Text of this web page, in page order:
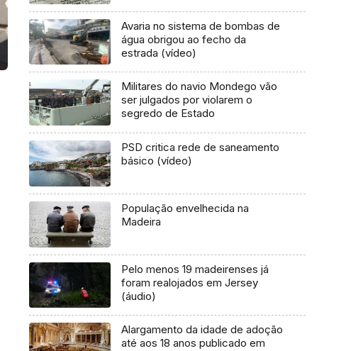
Avaria no sistema de bombas de
água obrigou ao fecho da
estrada (vídeo)
Militares do navio Mondego vão
ser julgados por violarem o
segredo de Estado
PSD critica rede de saneamento
básico (vídeo)
População envelhecida na
Madeira
Pelo menos 19 madeirenses já
foram realojados em Jersey
(áudio)
Alargamento da idade de adoção
até aos 18 anos publicado em